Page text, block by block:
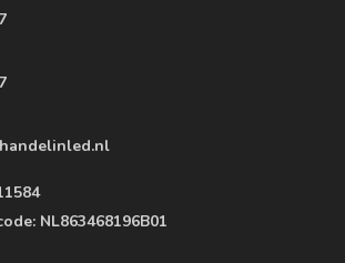
NL863468196B01